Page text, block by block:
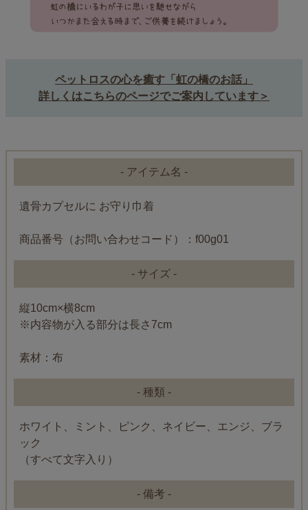
ペットロスの心を癒す「虹の橋のお話」
詳しくはこちらのページでご案内しています＞
- アイテム名 -
遺骨カプセルに お守り巾着
商品番号（お問い合わせコード）：f00g01
- サイズ -
縦10cm×横8cm
※内容物が入る部分は長さ7cm
素材：布
- 種類 -
ホワイト、ミント、ピンク、ネイビー、エンジ、ブラ
ック
（すべて文字入り）
- 備考 -